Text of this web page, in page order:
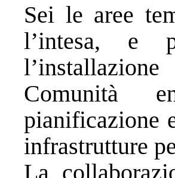
Sei le aree
l’intesa, e
Comunità
pianificazione
infrastrutture
La